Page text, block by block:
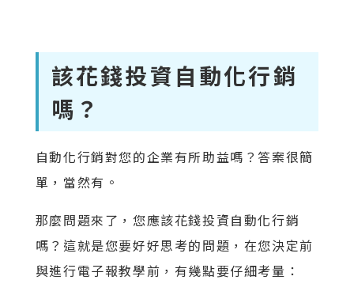
該花錢投資自動化行銷
嗎？
自動化行銷對您的企業有所助益嗎？答案很簡
單，當然有。
那麼問題來了，您應該花錢投資自動化行銷
嗎？這就是您要好好思考的問題，在您決定前
與進行電子報教學前，有幾點要仔細考量：